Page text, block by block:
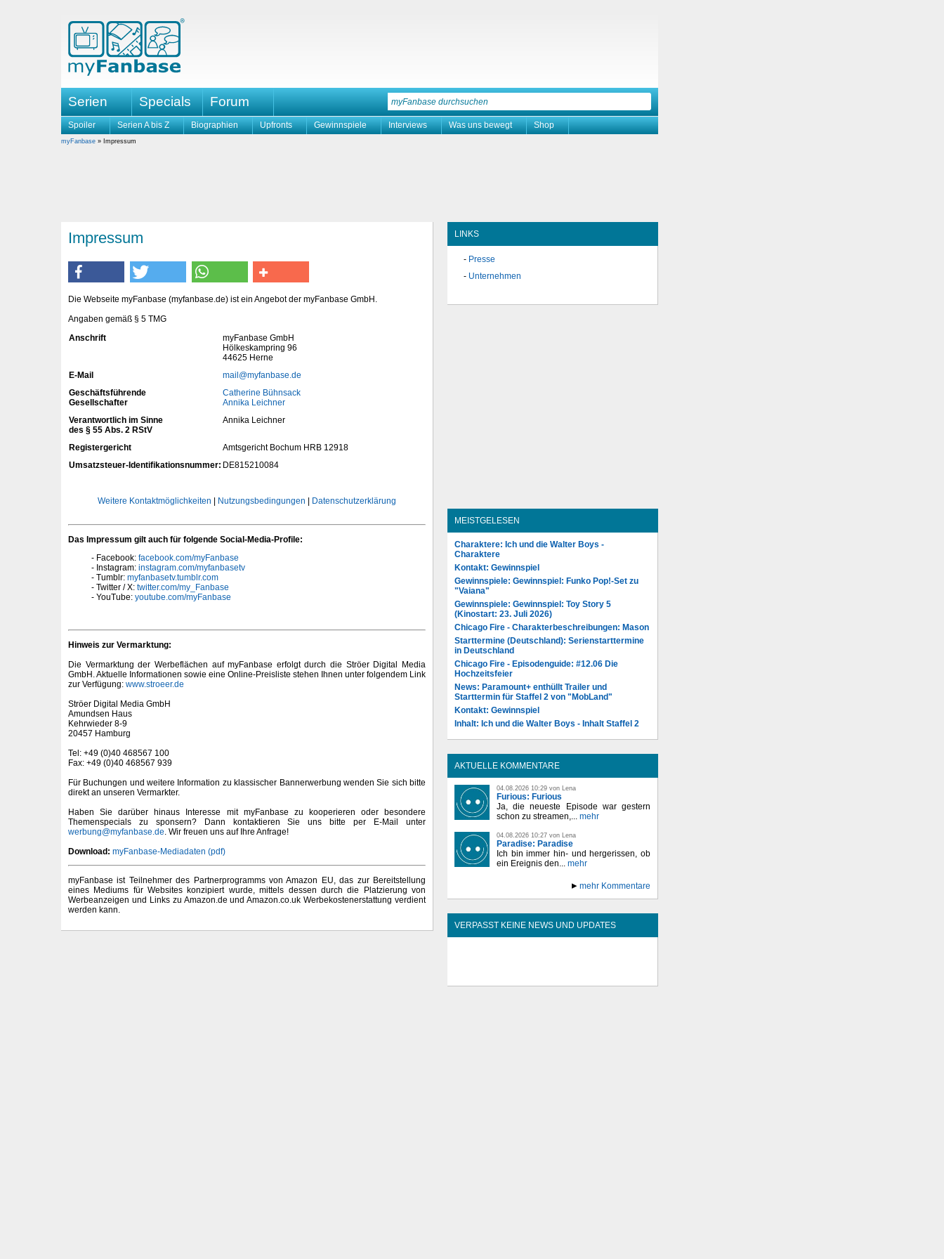
Serien Specials Forum
Spoiler Serien A bis Z Biographien Upfronts Gewinnspiele Interviews Was uns bewegt Shop
myFanbase » Impressum
Impressum
Die Webseite myFanbase (myfanbase.de) ist ein Angebot der myFanbase GmbH.
Angaben gemäß § 5 TMG
Anschrift
myFanbase GmbH
Hölkeskampring 96
44625 Herne
E-Mail
mail@myfanbase.de
Geschäftsführende
Gesellschafter
Catherine Bühnsack
Annika Leichner
Verantwortlich im Sinne
des § 55 Abs. 2 RStV
Annika Leichner
Registergericht
Amtsgericht Bochum HRB 12918
Umsatzsteuer-Identifikationsnummer: DE815210084
Weitere Kontaktmöglichkeiten Nutzungsbedingungen Datenschutzerklärung
Das Impressum gilt auch für folgende Social-Media-Profile:
Facebook: facebook.com/myFanbase
Instagram: instagram.com/myfanbasetv
Tumblr: myfanbasetv.tumblr.com
Twitter / X: twitter.com/my_Fanbase
YouTube: youtube.com/myFanbase
Hinweis zur Vermarktung:
Die Vermarktung der Werbeflächen auf myFanbase erfolgt durch die Ströer Digital Media
GmbH. Aktuelle Informationen sowie eine Online-Preisliste stehen Ihnen unter folgendem Link
zur Verfügung: www.stroeer.de
Ströer Digital Media GmbH
Amundsen Haus
Kehrwieder 8-9
20457 Hamburg
Tel: +49 (0)40 468567 100
Fax: +49 (0)40 468567 939
Für Buchungen und weitere Information zu klassischer Bannerwerbung wenden Sie sich bitte
direkt an unseren Vermarkter.
Haben Sie darüber hinaus Interesse mit myFanbase zu kooperieren oder besondere
Themenspecials zu sponsern? Dann kontaktieren Sie uns bitte per E-Mail unter
werbung@myfanbase.de . Wir freuen uns auf Ihre Anfrage!
Download: myFanbase-Mediadaten (pdf)
myFanbase ist Teilnehmer des Partnerprogramms von Amazon EU, das zur Bereitstellung
eines Mediums für Websites konzipiert wurde, mittels dessen durch die Platzierung von
Werbeanzeigen und Links zu Amazon.de und Amazon.co.uk Werbekostenerstattung verdient
werden kann.
LINKS
Presse
Unternehmen
MEISTGELESEN
Charaktere: Ich und die Walter Boys -
Charaktere
Kontakt: Gewinnspiel
Gewinnspiele: Gewinnspiel: Funko Pop!-Set zu
"Vaiana"
Gewinnspiele: Gewinnspiel: Toy Story 5
(Kinostart: 23. Juli 2026)
Chicago Fire - Charakterbeschreibungen: Mason
Starttermine (Deutschland): Serienstarttermine
in Deutschland
Chicago Fire - Episodenguide: #12.06 Die
Hochzeitsfeier
News: Paramount+ enthüllt Trailer und
Starttermin für Staffel 2 von "MobLand"
Kontakt: Gewinnspiel
Inhalt: Ich und die Walter Boys - Inhalt Staffel 2
AKTUELLE KOMMENTARE
04.08.2026 10:29 von Lena
Furious: Furious
Ja, die neueste Episode war gestern
schon zu streamen,... mehr
04.08.2026 10:27 von Lena
Paradise: Paradise
Ich bin immer hin- und hergerissen, ob
ein Ereignis den... mehr
mehr Kommentare
VERPASST KEINE NEWS UND UPDATES